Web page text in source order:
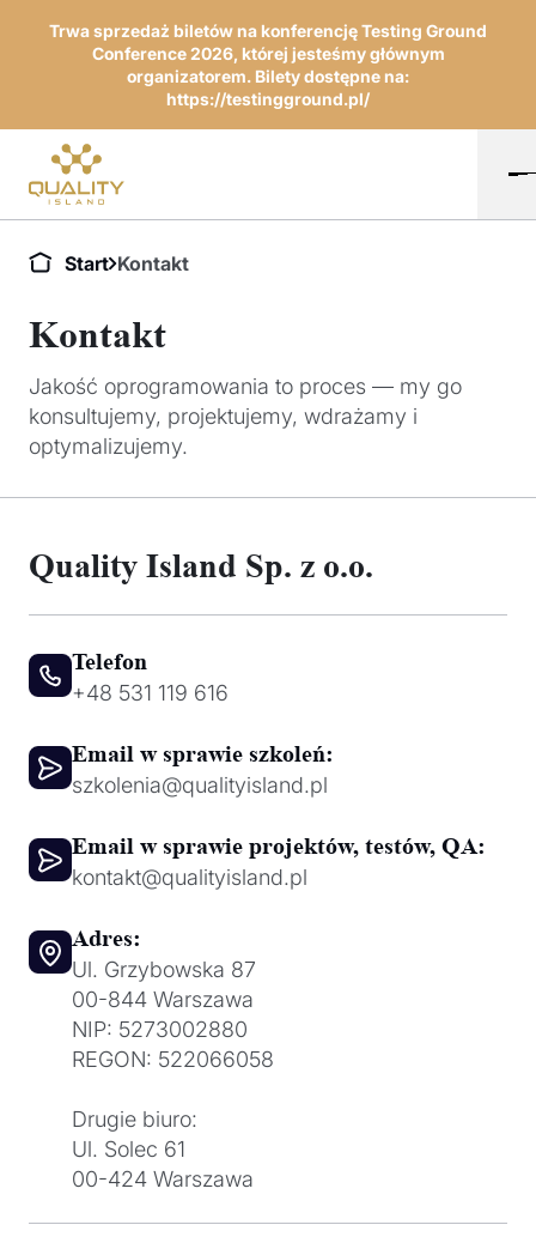
Trwa sprzedaż biletów na konferencję Testing Ground
Conference 2026, której jesteśmy głównym
organizatorem. Bilety dostępne na:
https://testingground.pl/
Start Kontakt
Kontakt
Jakość oprogramowania to proces — my go
konsultujemy, projektujemy, wdrażamy i
optymalizujemy.
Quality Island Sp. z o.o.
Telefon
+48 531 119 616
Email w sprawie szkoleń:
szkolenia@qualityisland.pl
Email w sprawie projektów, testów, QA:
kontakt@qualityisland.pl
Adres:
Ul. Grzybowska 87
00-844 Warszawa
NIP: 5273002880
REGON: 522066058
Drugie biuro:
Ul. Solec 61
00-424 Warszawa